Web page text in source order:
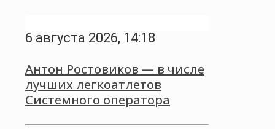
6 августа 2026, 14:18
Антон Ростовиков — в числе
лучших легкоатлетов
Системного оператора